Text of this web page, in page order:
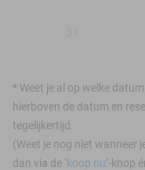
* Weet je al op welke
hierboven de datum en
tegelijkertijd.
(Weet je nog niet wanneer
dan via de ‘koop nu’-knop